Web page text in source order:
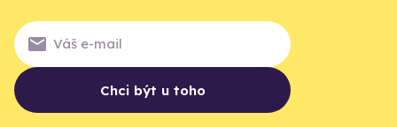
Chci být u toho